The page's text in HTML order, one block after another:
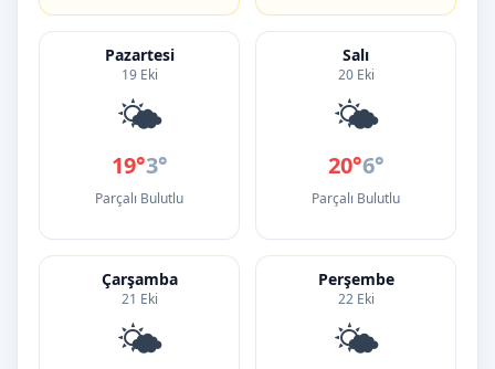
Pazartesi
19 Eki
🌤️
19°3°
Parçalı Bulutlu
Salı
20 Eki
🌤️
20°6°
Parçalı Bulutlu
Çarşamba
21 Eki
🌤️
Perşembe
22 Eki
🌤️